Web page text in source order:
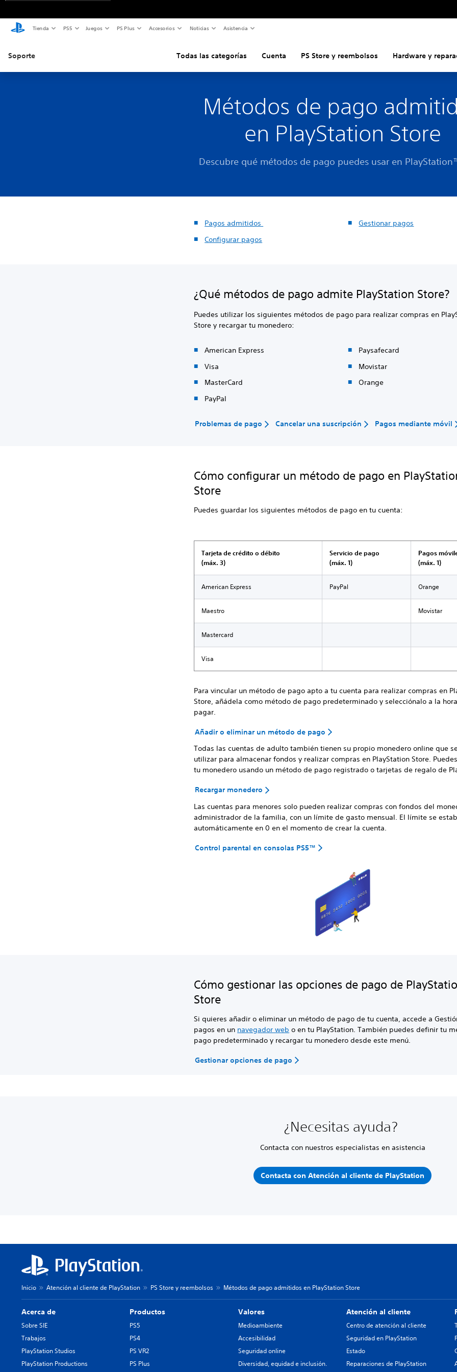
Tienda PS5 Juegos PS Plus Accesorios Noticias Asistencia
Soporte Todas las categorías Cuenta PS Store y reembolsos Hardware y
Métodos de pago
en PlayStation Store
Descubre qué métodos de pago puedes usar en
Pagos admitidos
Configurar pagos
Gestionar pagos
¿Qué métodos de pago admite PlayStation Store?
Puedes utilizar los siguientes métodos de pago para realizar compras en
Store y recargar tu monedero:
American Express
Visa
MasterCard
PayPal
Paysafecard
Movistar
Orange
Problemas de pago Cancelar una suscripción Pagos mediante móvil
Cómo configurar un método de pago en
Store
Puedes guardar los siguientes métodos de pago en tu cuenta:
Tarjeta de crédito o débito
(máx. 3)
Servicio de pago
(máx. 1)
Pagos
(máx. 1)
American Express PayPal Orange
Maestro Movistar
Mastercard
Visa
Para vincular un método de pago apto a tu cuenta para realizar compras en
Store, añádela como método de pago predeterminado y selecciónalo a la
pagar.
Añadir o eliminar un método de pago
Todas las cuentas de adulto también tienen su propio monedero online que
utilizar para almacenar fondos y realizar compras en PlayStation Store.
tu monedero usando un método de pago registrado o tarjetas de regalo de
Recargar monedero
Las cuentas para menores solo pueden realizar compras con fondos del
administrador de la familia, con un límite de gasto mensual. El límite se
automáticamente en 0 en el momento de crear la cuenta.
Control parental en consolas PS5™
Cómo gestionar las opciones de pago de
Store
Si quieres añadir o eliminar un método de pago de tu cuenta, accede a
pagos en un navegador web o en tu PlayStation. También puedes definir tu
pago predeterminado y recargar tu monedero desde este menú.
Gestionar opciones de pago
¿Necesitas ayuda?
Contacta con nuestros especialistas en asistencia
Contacta con Atención al cliente de PlayStation
Inicio Atención al cliente de PlayStation PS Store y reembolsos Métodos de pago admitidos en PlayStation Store
Acerca de
Sobre SIE
Trabajos
PlayStation Studios
PlayStation Productions
Productos
PS5
PS4
PS VR2
PS Plus
Valores
Medioambiente
Accesibilidad
Seguridad online
Diversidad, equidad e inclusión.
Atención al cliente
Centro de atención al cliente
Seguridad en PlayStation
Estado
Reparaciones de PlayStation